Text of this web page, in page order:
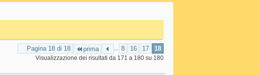
Pagina 18 di 18 prima ... 8 16 17 18
Visualizzazione dei risultati da 171 a 180 su 180